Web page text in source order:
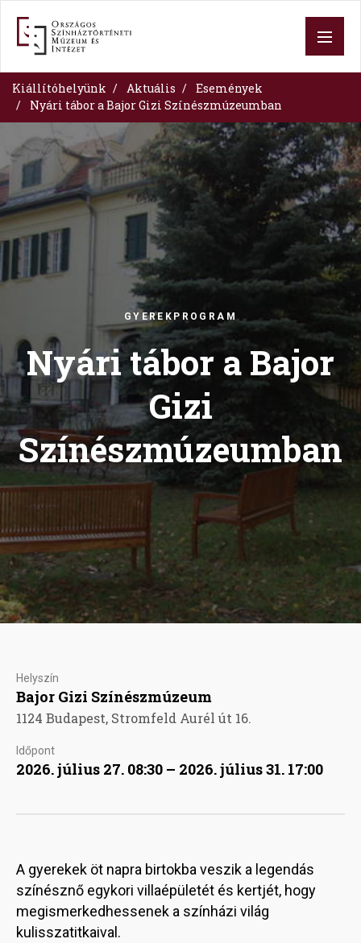
tartalomra
Kiállítóhelyünk Aktuális
Események
Nyári tábor a Bajor Gizi Színészmúzeumban
GYEREKPROGRAM
Nyári tábor a Bajor
Gizi
Színészmúzeumban
Helyszín
Bajor Gizi Színészmúzeum
1124 Budapest, Stromfeld Aurél út 16.
Időpont
2026. július 27. 08:30 – 2026. július 31. 17:00
A gyerekek öt napra birtokba veszik a legendás
színésznő egykori villaépületét és kertjét, hogy
megismerkedhessenek a színházi világ
kulisszatitkaival.